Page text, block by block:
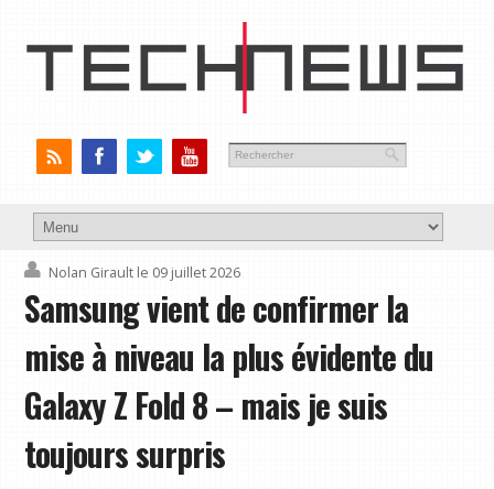
Nolan Girault le 09 juillet 2026
Samsung vient de confirmer la
mise à niveau la plus évidente du
Galaxy Z Fold 8 – mais je suis
toujours surpris